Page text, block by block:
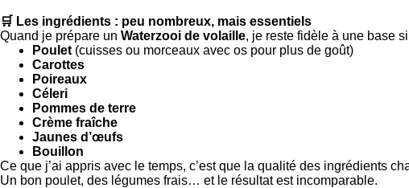
🛒 Les ingrédients : peu nombreux, mais essentiels
Quand je prépare un Waterzooi de volaille, je reste fidèle à une base
Poulet (cuisses ou morceaux avec os pour plus de goût)
Carottes
Poireaux
Céleri
Pommes de terre
Crème fraîche
Jaunes d’œufs
Bouillon
Ce que j’ai appris avec le temps, c’est que la qualité des ingrédients
Un bon poulet, des légumes frais… et le résultat est incomparable.